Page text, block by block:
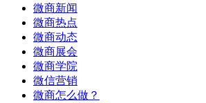
微商新闻
微商热点
微商动态
微商展会
微商学院
微信营销
微商怎么做？